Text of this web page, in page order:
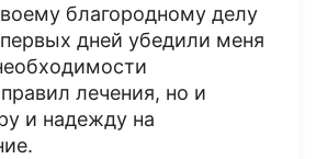
благородному делу
дней убедили меня
лечения, но и
и надежду на